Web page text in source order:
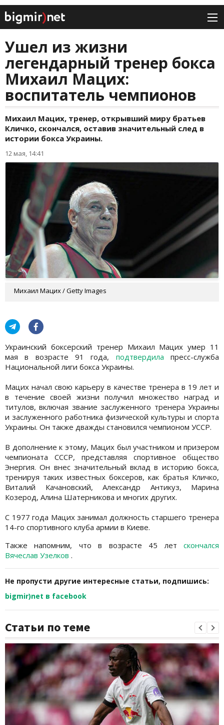
Ушел из жизни
легендарный тренер бокса
Михаил Мацих:
воспитатель чемпионов
Михаил Мацих, тренер, открывший миру братьев
Кличко, скончался, оставив значительный след в
истории бокса Украины.
12 мая, 14:41
Михаил Мацих / Getty Images
Украинский боксерский тренер Михаил Мацих умер 11
мая в возрасте 91 года, подтвердила пресс-служба
Национальной лиги бокса Украины.
Мацих начал свою карьеру в качестве тренера в 19 лет и
в течение своей жизни получил множество наград и
титулов, включая звание заслуженного тренера Украины
и заслуженного работника физической культуры и спорта
Украины. Он также дважды становился чемпионом УССР.
В дополнение к этому, Мацих был участником и призером
чемпионата СССР, представляя спортивное общество
Энергия. Он внес значительный вклад в историю бокса,
тренируя таких известных боксеров, как братья Кличко,
Виталий Качановский, Александр Антикуз, Марина
Козерод, Алина Шатерникова и многих других.
С 1977 года Мацих занимал должность старшего тренера
14-го спортивного клуба армии в Киеве.
Также напомним, что в возрасте 45 лет скончался
Вячеслав Узелков .
Не пропусти другие интересные статьи, подпишись:
bigmir)net в facebook
Статьи по теме